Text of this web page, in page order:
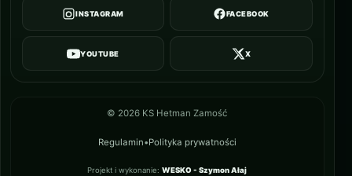
INSTAGRAM FACEBOOK
YOUTUBE X
© 2026 KS Hetman Zamość
Regulamin•Polityka prywatności
Projekt i wykonanie:WESKO - Szymon Ałaj